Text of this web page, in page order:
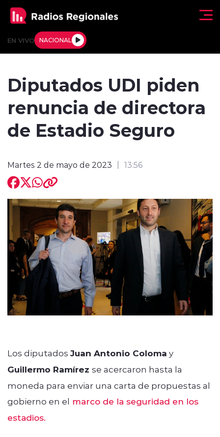
EN VIVO NACIONAL
Actualidad
Internacional
Regiones al Aire
Entrevistas
modo claro
Diputados UDI piden
renuncia de directora
de Estadio Seguro
Martes 2 de mayo de 2023 13:56
Los diputados Juan Antonio Coloma y
Guillermo Ramírez se acercaron hasta la
moneda para enviar una carta de propuestas al
gobierno en el marco de la seguridad en los
estadios.